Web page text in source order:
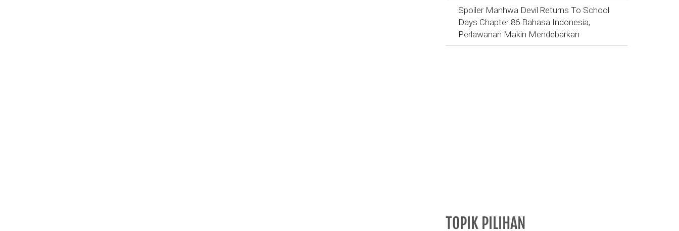
Spoiler Manhwa Devil Returns To School
Days Chapter 86 Bahasa Indonesia,
Perlawanan Makin Mendebarkan
TOPIK PILIHAN